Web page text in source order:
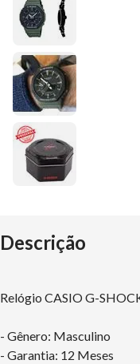
Descrição
Relógio CASIO G-
- Gênero: Masculino
- Garantia: 12 Meses